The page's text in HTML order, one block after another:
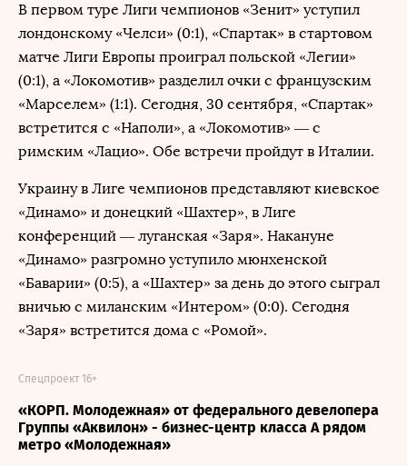
В первом туре Лиги чемпионов «Зенит» уступил
лондонскому «Челси» (0:1), «Спартак» в стартовом
матче Лиги Европы проиграл польской «Легии»
(0:1), а «Локомотив» разделил очки с французским
«Марселем» (1:1). Сегодня, 30 сентября, «Спартак»
встретится с «Наполи», а «Локомотив» — с
римским «Лацио». Обе встречи пройдут в Италии.
Украину в Лиге чемпионов представляют киевское
«Динамо» и донецкий «Шахтер», в Лиге
конференций — луганская «Заря». Накануне
«Динамо» разгромно уступило мюнхенской
«Баварии» (0:5), а «Шахтер» за день до этого сыграл
вничью с миланским «Интером» (0:0). Сегодня
«Заря» встретится дома с «Ромой».
«КОРП. Молодежная» от федерального девелопера
Группы «Аквилон» - бизнес-центр класса А рядом
метро «Молодежная»
Спецпроект 16+